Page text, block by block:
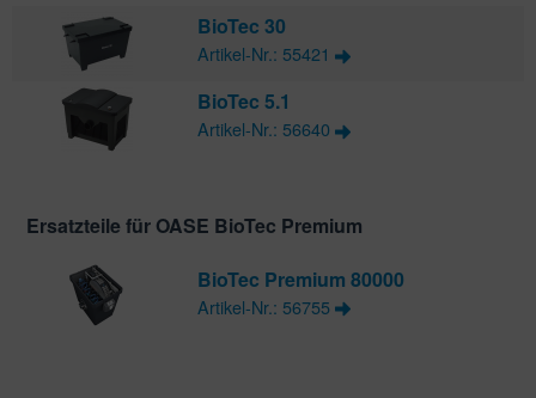
BioTec 30
Artikel-Nr.: 55421
BioTec 5.1
Artikel-Nr.: 56640
Ersatzteile für OASE BioTec Premium
BioTec Premium 80000
Artikel-Nr.: 56755